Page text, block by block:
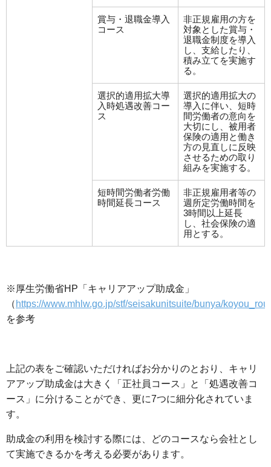
賞与・退職金導入
コース
非正規雇用の方を
対象とした賞与・
退職金制度を導入
し、支給したり、
積み立てを実施す
る。
選択的適用拡大導
入時処遇改善コー
ス
選択的適用拡大の
導入に伴い、短時
間労働者の意向を
大切にし、被用者
保険の適用と働き
方の見直しに反映
させるための取り
組みを実施する。
短時間労働者労働
時間延長コース
非正規雇用者等の
週所定労働時間を
3時間以上延長
し、社会保険の適
用とする。
※厚生労働省HP「キャリアアップ助成金」
（ https://www.mhlw.go.jp/stf/seisakunitsuite/bunya/
を参考
上記の表をご確認いただければお分かりのとおり、キャリ
アアップ助成金は大きく「正社員コース」と「処遇改善コ
ース」に分けることができ、更に7つに細分化されていま
す。
助成金の利用を検討する際には、どのコースなら会社とし
て実施できるかを考える必要があります。